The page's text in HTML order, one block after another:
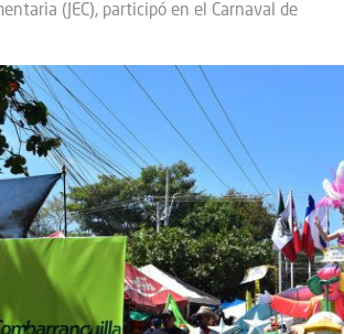
(JEC), participó en el Carnaval de